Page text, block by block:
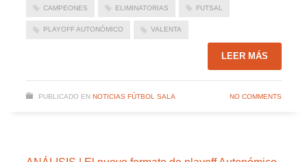
CAMPEONES ELIMINATORIAS FUTSAL
PLAYOFF AUTONÓMICO VALENTA
LEER MÁS
PUBLICADO EN NOTICIAS FÚTBOL SALA NO COMMENTS